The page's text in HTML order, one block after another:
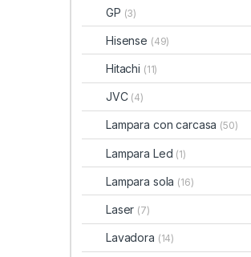
GP (3)
Hisense (49)
Hitachi (11)
JVC (4)
Lampara con carcasa (50)
Lampara Led (1)
Lampara sola (16)
Laser (7)
Lavadora (14)